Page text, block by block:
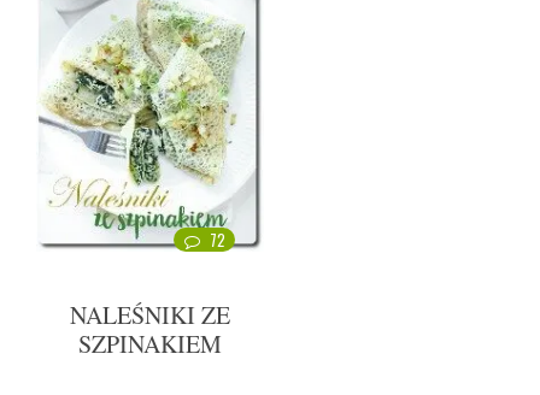
72
NALEŚNIKI ZE
SZPINAKIEM